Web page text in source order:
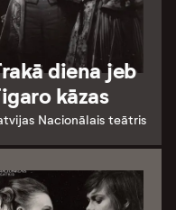
diena jeb
kāzas
Nacionālais teātris